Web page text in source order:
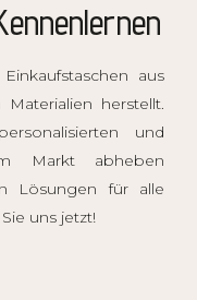
aus
herstellt.
und
Markt abheben
Lösungen für alle
uns jetzt!